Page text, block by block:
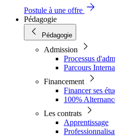
Postule à une offre
Pédagogie
Pédagogie
Admission
Processus
Parcours
Financement
Financer ses
100%
Les contrats
Apprentissage